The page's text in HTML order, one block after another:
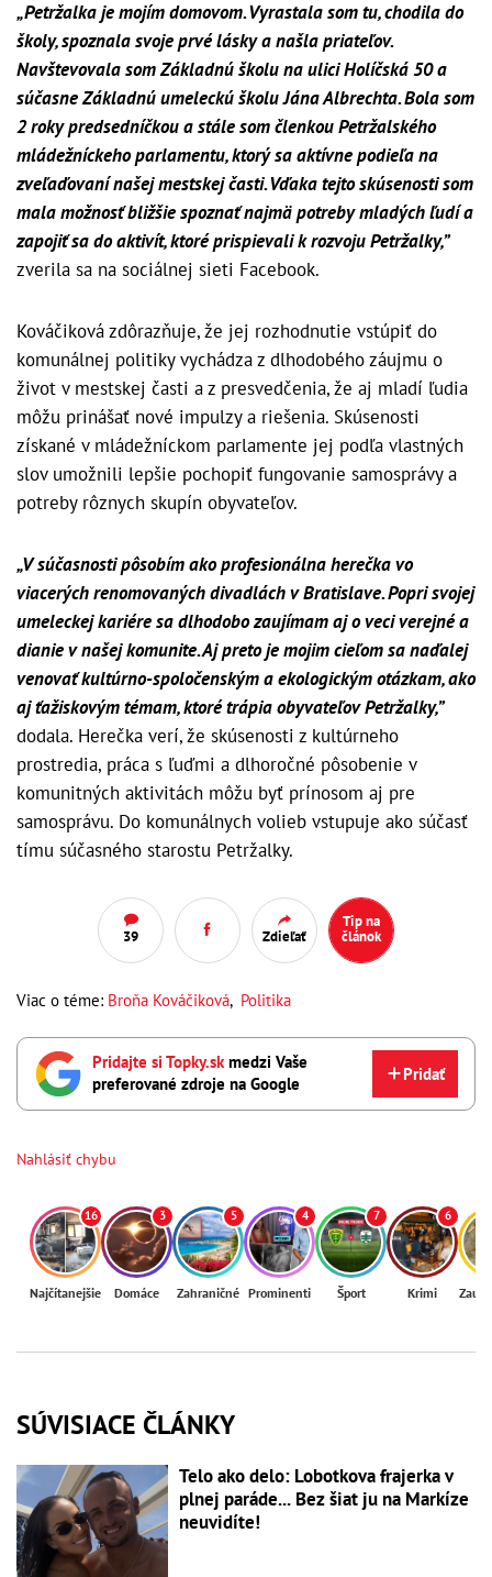
„Petržalka je mojím domovom. Vyrastala som tu, chodila do
školy, spoznala svoje prvé lásky a našla priateľov.
Navštevovala som Základnú školu na ulici Holíčská 50 a
súčasne Základnú umeleckú školu Jána Albrechta. Bola som
2 roky predsedníčkou a stále som členkou Petržalského
mládežníckeho parlamentu, ktorý sa aktívne podieľa na
zveľaďovaní našej mestskej časti. Vďaka tejto skúsenosti som
mala možnosť bližšie spoznať najmä potreby mladých ľudí a
zapojiť sa do aktivít, ktoré prispievali k rozvoju Petržalky,”
zverila sa na sociálnej sieti Facebook.
Kováčiková zdôrazňuje, že jej rozhodnutie vstúpiť do
komunálnej politiky vychádza z dlhodobého záujmu o
život v mestskej časti a z presvedčenia, že aj mladí ľudia
môžu prinášať nové impulzy a riešenia. Skúsenosti
získané v mládežníckom parlamente jej podľa vlastných
slov umožnili lepšie pochopiť fungovanie samosprávy a
potreby rôznych skupín obyvateľov.
„V súčasnosti pôsobím ako profesionálna herečka vo
viacerých renomovaných divadlách v Bratislave. Popri svojej
umeleckej kariére sa dlhodobo zaujímam aj o veci verejné a
dianie v našej komunite. Aj preto je mojim cieľom sa naďalej
venovať kultúrno-spoločenským a ekologickým otázkam, ako
aj ťažiskovým témam, ktoré trápia obyvateľov Petržalky,”
dodala. Herečka verí, že skúsenosti z kultúrneho
prostredia, práca s ľuďmi a dlhoročné pôsobenie v
komunitných aktivitách môžu byť prínosom aj pre
samosprávu. Do komunálnych volieb vstupuje ako súčasť
tímu súčasného starostu Petržalky.
39 Zdieľať
Tip na
článok
Viac o téme: Broňa Kováčiková, Politika
Pridajte si Topky.skmedzi Vaše
preferované zdroje na Google
Pridať
Nahlásiť chybu
16
Najčítanejšie
3
Domáce
5
Zahraničné
4
Prominenti
7
Šport
6
Krimi
SÚVISIACE ČLÁNKY
Telo ako delo: Lobotkova frajerka v
plnej paráde... Bez šiat ju na Markíze
neuvidíte!